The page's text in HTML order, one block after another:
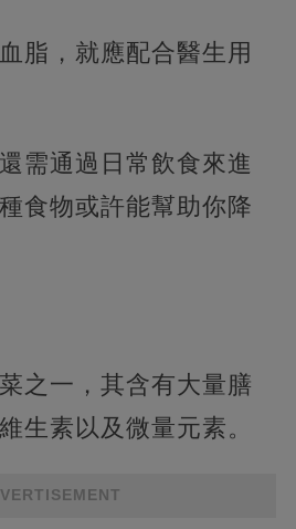
脂，就應配合醫生用
需通過日常飲食來進
食物或許能幫助你降
之一，其含有大量膳
生素以及微量元素。